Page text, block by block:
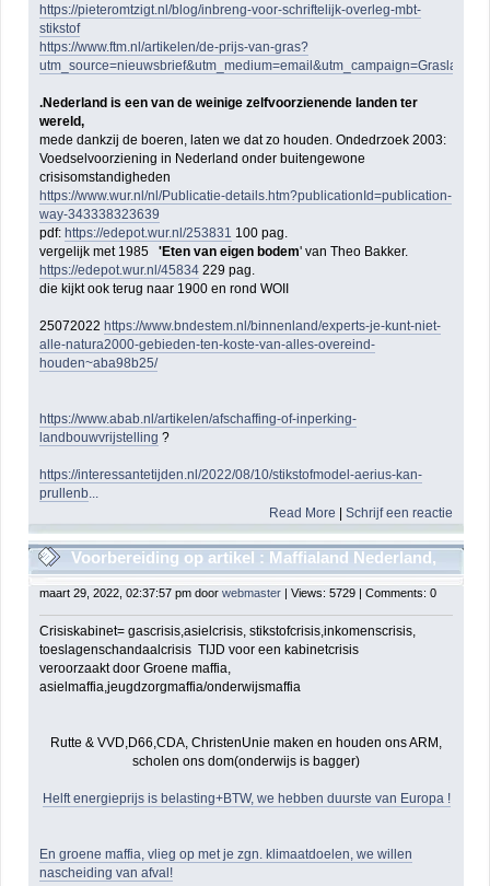
https://pieteromtzigt.nl/blog/inbreng-voor-schriftelijk-overleg-mbt-
stikstof
https://www.ftm.nl/artikelen/de-prijs-van-gras?
utm_source=nieuwsbrief&utm_medium=email&utm_campaign=Grasland
.Nederland is een van de weinige zelfvoorzienende landen ter
wereld,
mede dankzij de boeren, laten we dat zo houden. Ondedrzoek 2003:
Voedselvoorziening in Nederland onder buitengewone
crisisomstandigheden
https://www.wur.nl/nl/Publicatie-details.htm?publicationId=publication-
way-343338323639
pdf: https://edepot.wur.nl/253831 100 pag.
vergelijk met 1985 'Eten van eigen bodem' van Theo Bakker.
https://edepot.wur.nl/45834229 pag.
die kijkt ook terug naar 1900 en rond WOII
25072022 https://www.bndestem.nl/binnenland/experts-je-kunt-niet-
alle-natura2000-gebieden-ten-koste-van-alles-overeind-
houden~aba98b25/
https://www.abab.nl/artikelen/afschaffing-of-inperking-
landbouwvrijstelling ?
https://interessantetijden.nl/2022/08/10/stikstofmodel-aerius-kan-
prullenb...
Read More |Schrijf een reactie
Voorbereiding op artikel : Maffialand Nederland,
nu ook onderwijsmaffia
maart 29, 2022, 02:37:57 pm door webmaster| Views: 5729 | Comments: 0
Crisiskabinet= gascrisis,asielcrisis, stikstofcrisis,inkomenscrisis,
toeslagenschandaalcrisis TIJD voor een kabinetcrisis
veroorzaakt door Groene maffia,
asielmaffia,jeugdzorgmaffia/onderwijsmaffia
Rutte & VVD,D66,CDA, ChristenUnie maken en houden ons ARM,
scholen ons dom(onderwijs is bagger)
Helft energieprijs is belasting+BTW, we hebben duurste van Europa !
En groene maffia, vlieg op met je zgn. klimaatdoelen, we willen
nascheiding van afval!